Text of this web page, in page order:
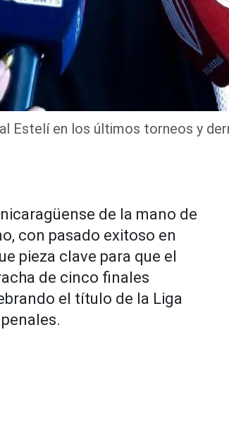
Estelí en los últimos torneos y
de la mano de
con pasado exitoso en
pieza clave para que el
de cinco finales
el título de la Liga